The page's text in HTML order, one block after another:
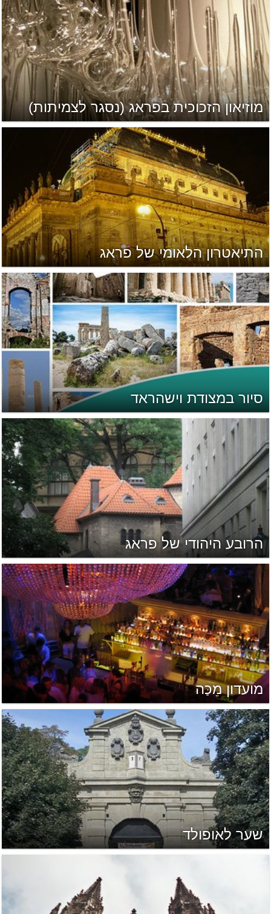
מוזיאון הזכוכית בפראג (נסגר לצמיתות)
התיאטרון הלאומי של פראג
סיור במצודת וישהראד
הרובע היהודי של פראג
מועדון מֵכַּה
שער לאופולד